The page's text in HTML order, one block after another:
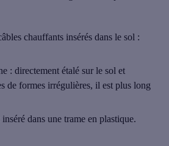
chauffants insérés dans le sol :
: directement étalé sur le sol et
de formes irrégulières, il est plus long
inséré dans une trame en plastique.